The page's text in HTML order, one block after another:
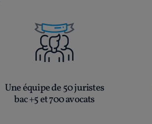
Une équipe de 50 juristes
bac +5 et 700 avocats